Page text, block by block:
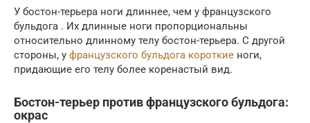
У бостон-терьера ноги длиннее, чем у французского
бульдога . Их длинные ноги пропорциональны
относительно длинному телу бостон-терьера. С другой
стороны, у французского бульдога короткие ноги,
придающие его телу более коренастый вид.
Бостон-терьер против французского бульдога:
окрас